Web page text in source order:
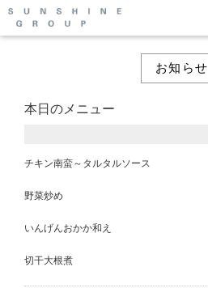
お知らせ
本日のメニュー
チキン南蛮～タルタルソース
野菜炒め
いんげんおかか和え
切干大根煮